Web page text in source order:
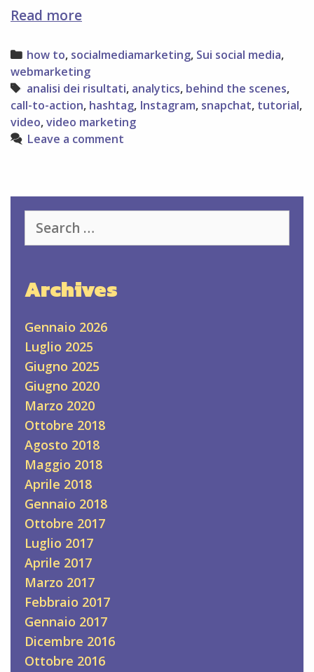
Read more6
per
postare
video
su
Instagram
Categories
how to, socialmediamarketing, Sui social media,
webmarketing
Tags
analisi dei risultati, analytics, behind the scenes,
call-to-action, hashtag, Instagram, snapchat, tutorial,
video,video marketing
Leave a comment
for:
Archives
Gennaio 2026
Luglio 2025
Giugno 2025
Giugno 2020
Marzo 2020
Ottobre 2018
Agosto 2018
Maggio 2018
Aprile 2018
Gennaio 2018
Ottobre 2017
Luglio 2017
Aprile 2017
Marzo 2017
Febbraio 2017
Gennaio 2017
Dicembre 2016
Ottobre 2016